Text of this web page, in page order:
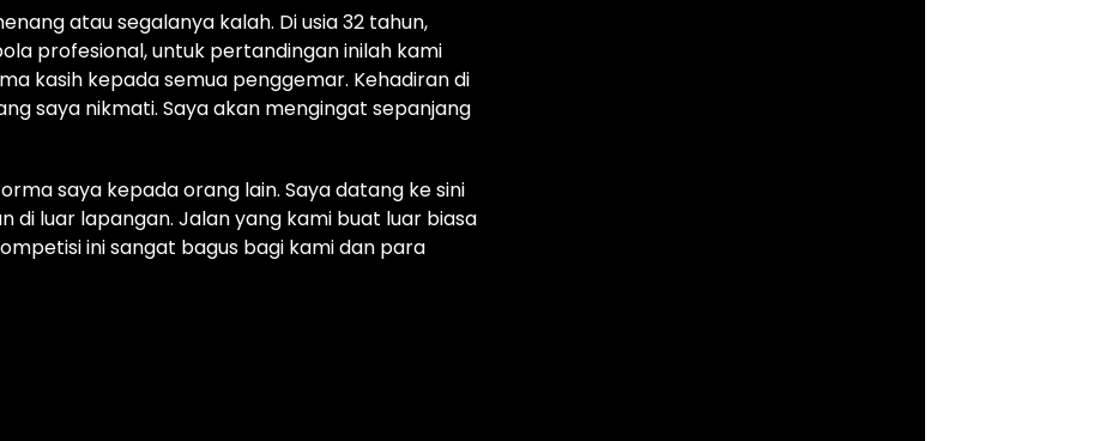
atau segalanya kalah. Di usia 32 tahun,
profesional, untuk pertandingan inilah kami
kasih kepada semua penggemar. Kehadiran di
saya nikmati. Saya akan mengingat sepanjang
saya kepada orang lain. Saya datang ke sini
di luar lapangan. Jalan yang kami buat luar biasa
ini sangat bagus bagi kami dan para